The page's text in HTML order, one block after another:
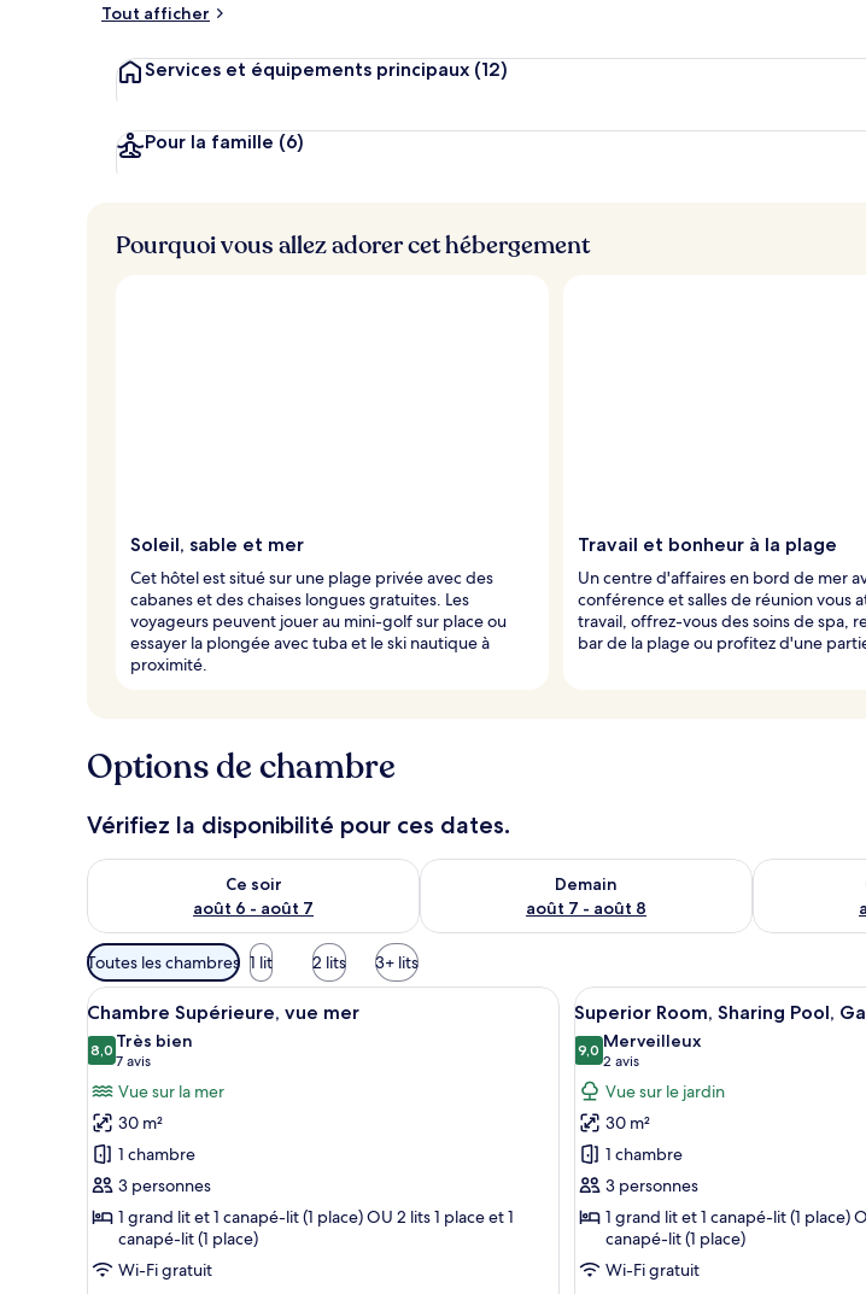
Tout afficher
Services et équipements principaux (12)
Pour la famille (6)
Pourquoi vous allez adorer cet hébergement
Soleil, sable et mer
Cet hôtel est situé sur une plage privée avec des
cabanes et des chaises longues gratuites. Les
voyageurs peuvent jouer au mini-golf sur place ou
essayer la plongée avec tuba et le ski nautique à
proximité.
Travail et bonheur à la plage
Un centre d'affaires en bord de mer
conférence et salles de réunion vous
travail, offrez-vous des soins de spa,
bar de la plage ou profitez d'une
Options de chambre
Vérifiez la disponibilité pour ces dates.
Ce soir
août 6 - août 7
Vérifier la disponibilité pour ce soir août 6 - août 7
Demain
août 7 - août 8
Vérifier la disponibilité pour demain août 7 - août 8
Vérifier la
Filtres
disponibles
pour
les
chambres
Toutes les chambres 1 lit 2 lits 3+ lits
Afficher
toutes
les
photos
pour
ce
type
de
chambre :
Chambre
Supérieure,
Chambre Supérieure, vue mer | Coffres-forts dans les chambres, rideaux
24
Chambre Supérieure, vue mer
8,08,0 sur 10
Très bien
7 avis
(7 avis)
Vue sur la mer
30 m²
1 chambre
3 personnes
1 grand lit et 1 canapé-lit (1 place) OU 2 lits 1 place et 1
canapé-lit (1 place)
Wi-Fi gratuit
Afficher
toutes
les
photos
pour
ce
type
de
chambre :
Superior
Room,
16
Superior Room, Sharing Pool,
9,09,0 sur 10
Merveilleux
2 avis
(2 avis)
Vue sur le jardin
30 m²
1 chambre
3 personnes
1 grand lit et 1 canapé-lit (1 place)
canapé-lit (1 place)
Wi-Fi gratuit